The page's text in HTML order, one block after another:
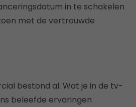
in te schakelen
met de vertrouwde
bestond al. Wat je in de tv-
beleefde ervaringen